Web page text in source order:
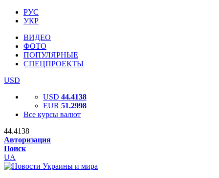
РУС
УКР
ВИДЕО
ФОТО
ПОПУЛЯРНЫЕ
СПЕЦПРОЕКТЫ
USD
USD 44.4138
EUR 51.2998
Все курсы валют
44.4138
Авторизация
Поиск
UA